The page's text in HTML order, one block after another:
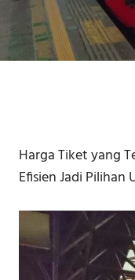
Harga Tiket yang
Efisien Jadi